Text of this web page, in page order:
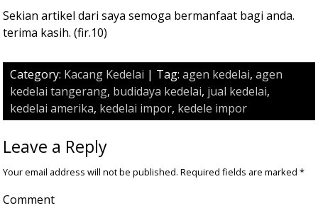
Sekian artikel dari saya semoga bermanfaat bagi anda.
terima kasih. (fir.10)
Category: Kacang Kedelai | Tag:agen kedelai,agen
kedelai tangerang, budidaya kedelai, jual kedelai,
kedelai amerika, kedelai impor, kedele impor
Leave a Reply
Your email address will not be published. Required fields are marked*
Comment